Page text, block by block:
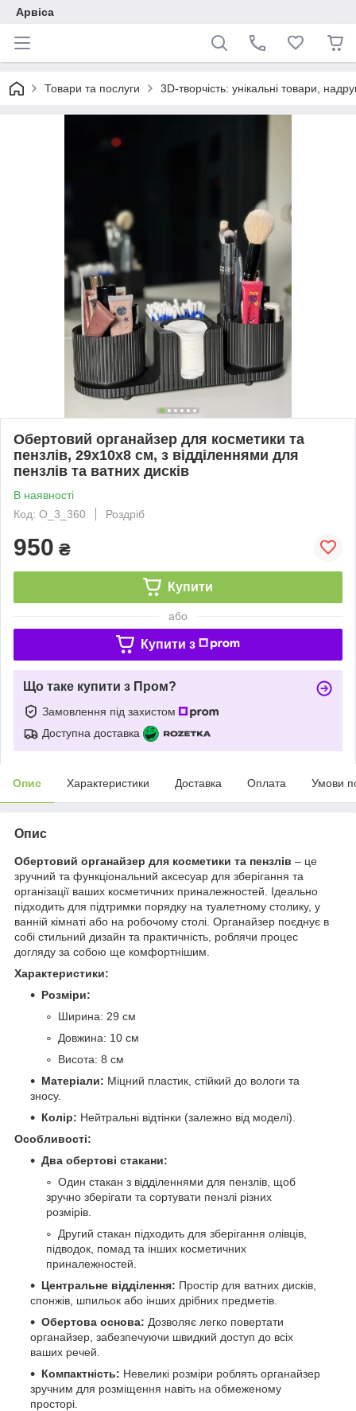
Арвіса
Товари та послуги 3D-творчість: унікальні товари,
Обертовий органайзер для косметики та
пензлів, 29x10x8 см, з відділеннями для
пензлів та ватних дисків
В наявності
Код: O_3_360
Роздріб
950 ₴
Купити
або
Купити з
Що таке купити з Пром?
Замовлення під захистом
Доступна доставка
Опис Характеристики Доставка Оплата Умови
Опис
Обертовий органайзер для косметики та пензлів – це
зручний та функціональний аксесуар для зберігання та
організації ваших косметичних приналежностей. Ідеально
підходить для підтримки порядку на туалетному столику, у
ванній кімнаті або на робочому столі. Органайзер поєднує в
собі стильний дизайн та практичність, роблячи процес
догляду за собою ще комфортнішим.
Характеристики:
Розміри:
Ширина: 29 см
Довжина: 10 см
Висота: 8 см
Матеріали: Міцний пластик, стійкий до вологи та
зносу.
Колір: Нейтральні відтінки (залежно від моделі).
Особливості:
Два обертові стакани:
Один стакан з відділеннями для пензлів, щоб
зручно зберігати та сортувати пензлі різних
розмірів.
Другий стакан підходить для зберігання олівців,
підводок, помад та інших косметичних
приналежностей.
Центральне відділення: Простір для ватних дисків,
спонжів, шпильок або інших дрібних предметів.
Обертова основа: Дозволяє легко повертати
органайзер, забезпечуючи швидкий доступ до всіх
ваших речей.
Компактність: Невеликі розміри роблять органайзер
зручним для розміщення навіть на обмеженому
просторі.